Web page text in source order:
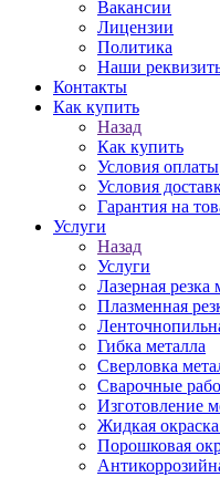
Вакансии
Лицензии
Политика
Наши
Контакты
Как купить
Назад
Как купить
Условия оплаты
Условия
Гарантия на
Услуги
Назад
Услуги
Лазерная резка
Плазменная
Гибка металла
Сверловка
Сварочные
Изготовление
Жидкая
Порошковая